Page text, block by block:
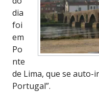
dia
foi
em
Po
nte
de Lima, que se auto-
Portugal”.